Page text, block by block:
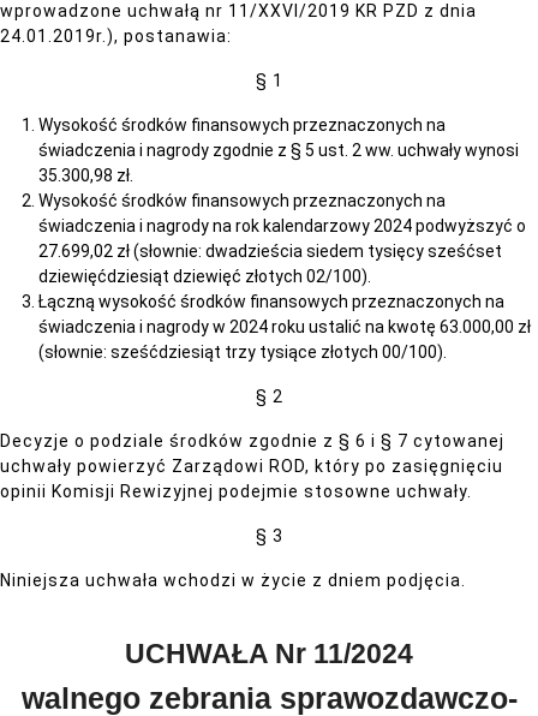
wprowadzone uchwałą nr 11/XXVI/2019 KR PZD z dnia
24.01.2019r.), postanawia:
§ 1
Wysokość środków finansowych przeznaczonych na
świadczenia i nagrody zgodnie z § 5 ust. 2 ww. uchwały wynosi
35.300,98 zł.
Wysokość środków finansowych przeznaczonych na
świadczenia i nagrody na rok kalendarzowy 2024 podwyższyć o
27.699,02 zł (słownie: dwadzieścia siedem tysięcy sześćset
dziewięćdziesiąt dziewięć złotych 02/100).
Łączną wysokość środków finansowych przeznaczonych na
świadczenia i nagrody w 2024 roku ustalić na kwotę 63.000,00 zł
(słownie: sześćdziesiąt trzy tysiące złotych 00/100).
§ 2
Decyzje o podziale środków zgodnie z § 6 i § 7 cytowanej
uchwały powierzyć Zarządowi ROD, który po zasięgnięciu
opinii Komisji Rewizyjnej podejmie stosowne uchwały.
§ 3
Niniejsza uchwała wchodzi w życie z dniem podjęcia.
UCHWAŁA Nr 11/2024
walnego zebrania sprawozdawczo-